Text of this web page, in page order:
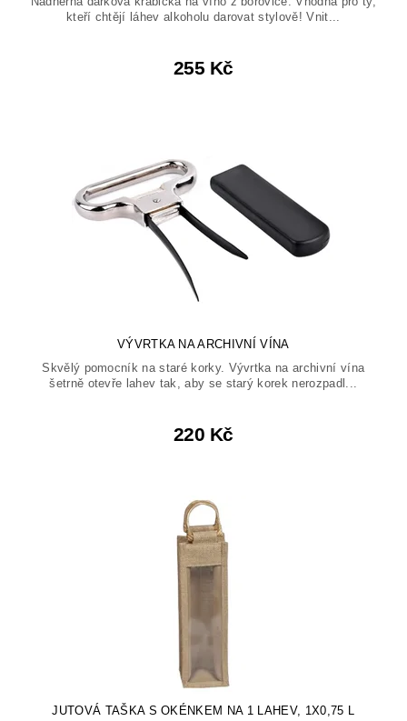
kteří chtějí láhev alkoholu darovat stylově! Vnit...
255 Kč
VÝVRTKA NA ARCHIVNÍ VÍNA
Skvělý pomocník na staré korky. Vývrtka na archivní vína
šetrně otevře lahev tak, aby se starý korek nerozpadl...
220 Kč
JUTOVÁ TAŠKA S OKÉNKEM NA 1 LAHEV, 1X0,75 L